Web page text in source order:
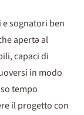
sognatori ben
apertə al
capaci di
in modo
tempo
il progetto con